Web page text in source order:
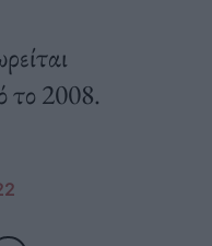
το 2008.